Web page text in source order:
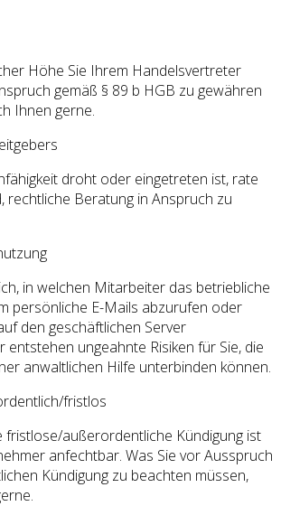
Höhe Sie Ihrem Handelsvertreter
gemäß § 89 b HGB zu gewähren
Ihnen gerne.
droht oder eingetreten ist, rate
rechtliche Beratung in Anspruch zu
in welchen Mitarbeiter das betriebliche
persönliche E-Mails abzurufen oder
den geschäftlichen Server
entstehen ungeahnte Risiken für Sie, die
anwaltlichen Hilfe unterbinden können.
fristlos
fristlose/außerordentliche Kündigung ist
anfechtbar. Was Sie vor Ausspruch
Kündigung zu beachten müssen,